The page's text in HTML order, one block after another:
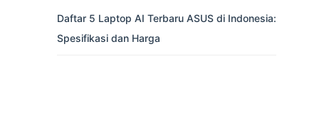
Daftar 5 Laptop AI Terbaru ASUS di Indonesia:
Spesifikasi dan Harga